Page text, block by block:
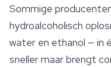
Sommige
hydroalcoholisch
water en ethanol — in
sneller maar brengt